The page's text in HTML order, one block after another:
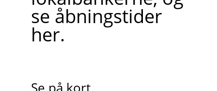
se åbningstider
her.